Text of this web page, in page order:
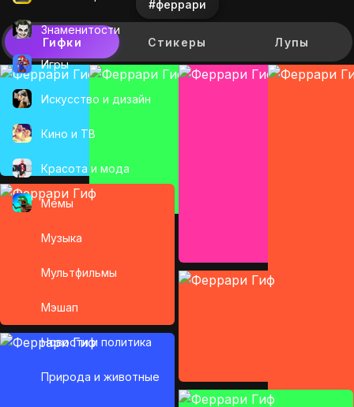
Знаменитости
Игры
Искусcтво и дизайн
Кино и ТВ
Красота и мода
Мемы
Музыка
Мультфильмы
Мэшап
Новости и политика
Природа и животные
#феррари
Гифки Стикеры Лупы